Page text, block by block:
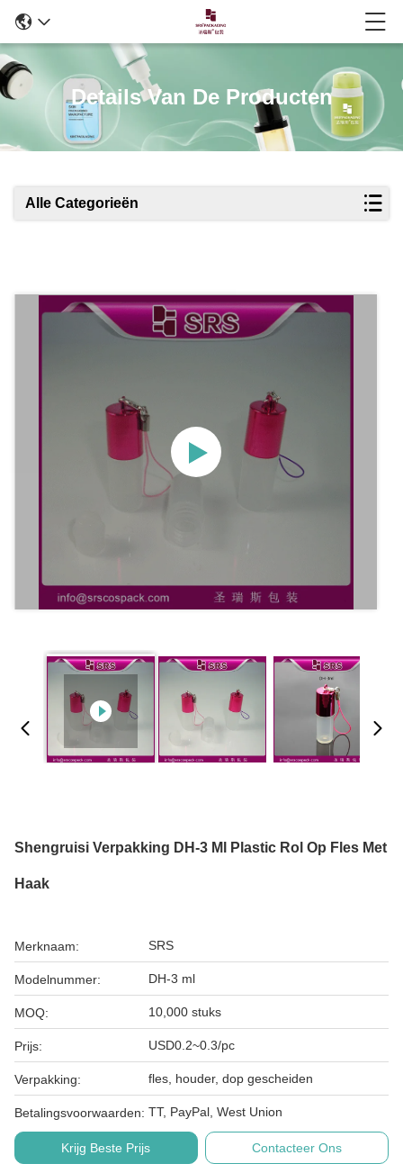
Details Van De Producten
Alle Categorieën
Shengruisi Verpakking DH-3 Ml Plastic Rol Op Fles Met
Haak
Merknaam: SRS
Modelnummer: DH-3 ml
MOQ: 10,000 stuks
Prijs: USD0.2~0.3/pc
Verpakking: fles, houder, dop gescheiden
Betalingsvoorwaarden: TT, PayPal, West Union
Krijg Beste Prijs Contacteer Ons